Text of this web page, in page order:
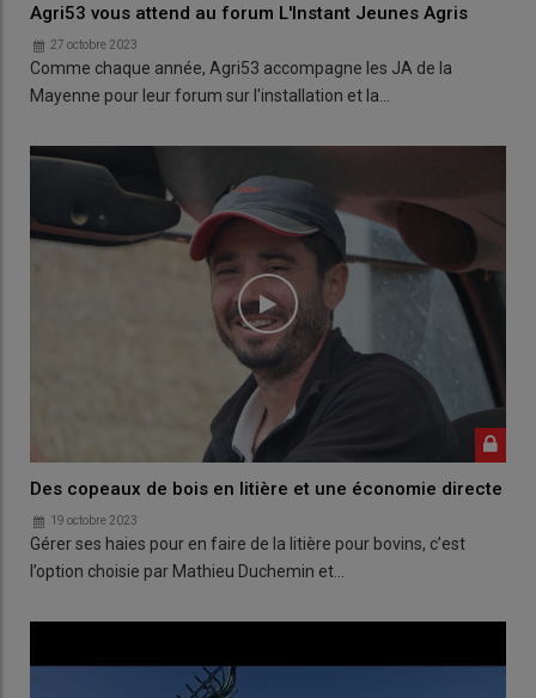
Agri53 vous attend au forum L'Instant Jeunes Agris
27 octobre 2023
Comme chaque année, Agri53 accompagne les JA de la
Mayenne pour leur forum sur l'installation et la…
Des copeaux de bois en litière et une économie directe
19 octobre 2023
Gérer ses haies pour en faire de la litière pour bovins, c’est
l’option choisie par Mathieu Duchemin et…